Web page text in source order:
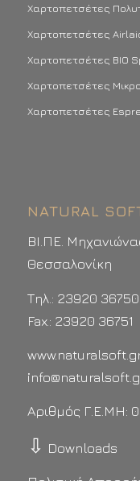
Χαρτοπετσέτες
Χαρτοπετσέτες
Χαρτοπετσέτες BIO
Χαρτοπετσέτες
Χαρτοπετσέτες
NATURAL
ΒΙ.ΠΕ.
Θεσσαλονίκη
Τηλ.: 23920 36750
Fax.: 23920 36751
Αριθμός Γ.Ε.ΜΗ:
⇩ Downloads